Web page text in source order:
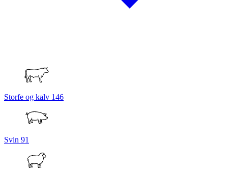
Storfe og kalv 146
Svin 91